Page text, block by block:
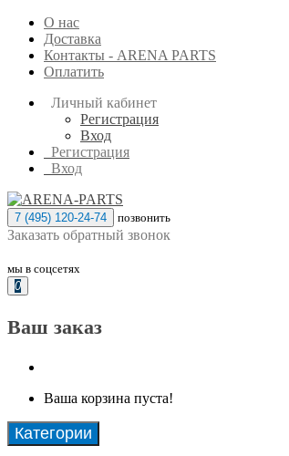
О нас
Доставка
Контакты - ARENA PARTS
Оплатить
Личный кабинет
Регистрация
Вход
Регистрация
Вход
7 (495) 120-24-74 позвонить
Заказать обратный звонок
мы в соцсетях
0
Ваш заказ
Ваша корзина пуста!
Категории